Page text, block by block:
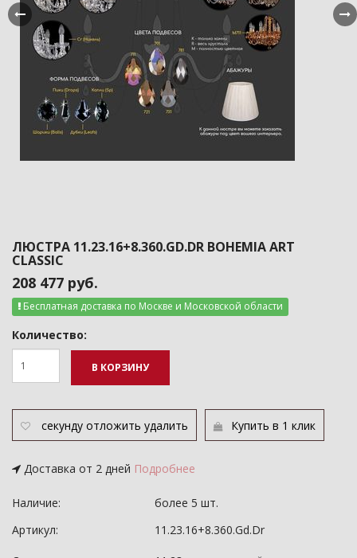
ЛЮСТРА 11.23.16+8.360.GD.DR BOHEMIA ART
CLASSIC
208 477 руб.
Бесплатная доставка по Москве и Московской области
Количество:
В КОРЗИНУ
секунду отложить удалить Купить в 1 клик
Доставка от 2 дней Подробнее
Наличие:
более 5 шт.
Артикул:
11.23.16+8.360.Gd.Dr